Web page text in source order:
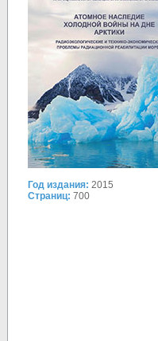
Год издания: 2015
Страниц: 700